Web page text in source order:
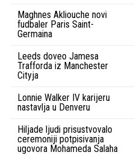
Maghnes Akliouche novi
fudbaler Paris Saint-
Germaina
Leeds doveo Jamesa
Trafforda iz Manchester
Cityja
Lonnie Walker IV karijeru
nastavlja u Denveru
Hiljade ljudi prisustvovalo
ceremoniji potpisivanja
ugovora Mohameda Salaha